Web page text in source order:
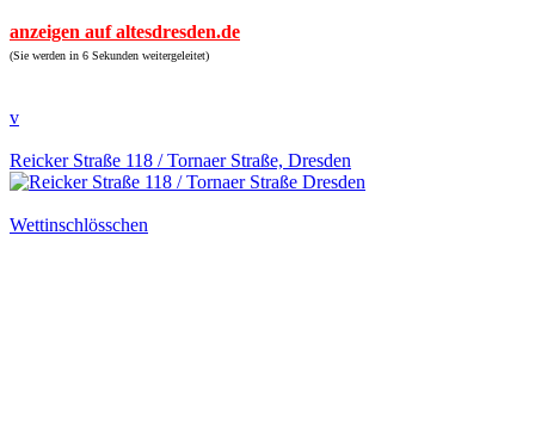
anzeigen auf altesdresden.de
(Sie werden in 6 Sekunden weitergeleitet)
v
Reicker Straße 118 / Tornaer Straße, Dresden
Wettinschlösschen